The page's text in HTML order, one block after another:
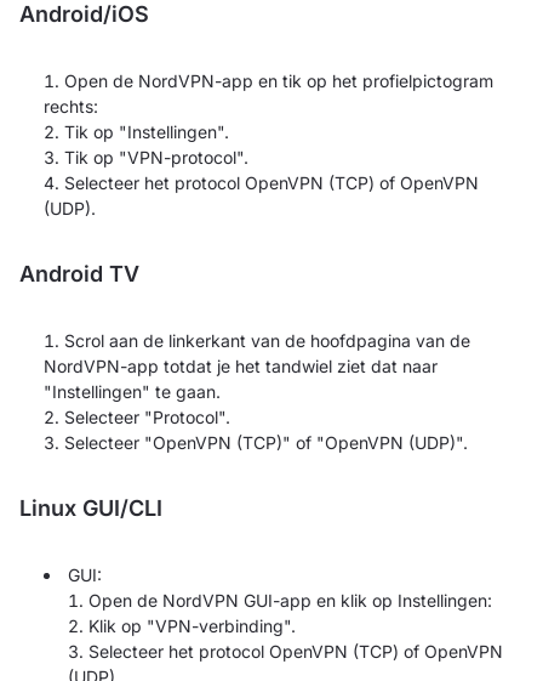
Android/iOS
Open de NordVPN-app en tik op het profielpictogram
rechts:
Tik op "Instellingen".
Tik op "VPN-protocol".
Selecteer het protocol OpenVPN (TCP) of OpenVPN
(UDP).
Android TV
Scrol aan de linkerkant van de hoofdpagina van de
NordVPN-app totdat je het tandwiel ziet dat naar
"Instellingen" te gaan.
Selecteer "Protocol".
Selecteer "OpenVPN (TCP)" of "OpenVPN (UDP)".
Linux GUI/CLI
GUI:
Open de NordVPN GUI-app en klik op Instellingen:
Klik op "VPN-verbinding".
Selecteer het protocol OpenVPN (TCP) of OpenVPN
(UDP).